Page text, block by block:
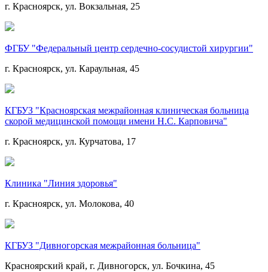
г. Красноярск, ул. Вокзальная, 25
ФГБУ "Федеральный центр сердечно-сосудистой хирургии"
г. Красноярск, ул. Караульная, 45
КГБУЗ "Красноярская межрайонная клиническая больница
скорой медицинской помощи имени Н.С. Карповича"
г. Красноярск, ул. Курчатова, 17
Клиника "Линия здоровья"
г. Красноярск, ул. Молокова, 40
КГБУЗ "Дивногорская межрайонная больница"
Красноярский край, г. Дивногорск, ул. Бочкина, 45